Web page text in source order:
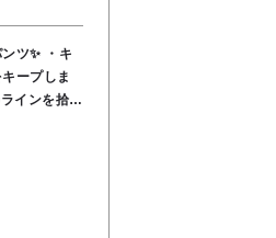
ツ✨ ・キ
ープしま
です🍀 ⚪️
リウレタ